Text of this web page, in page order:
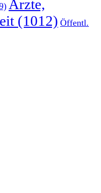
Ärzte,
(1012) Öffentl.